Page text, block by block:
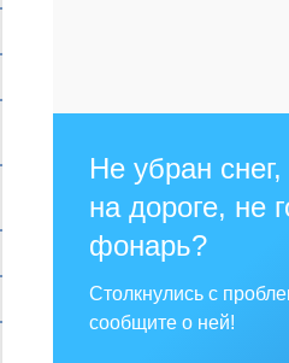
Не убран
на дороге, не
фонарь?
Столкнулись с
сообщите о ней!